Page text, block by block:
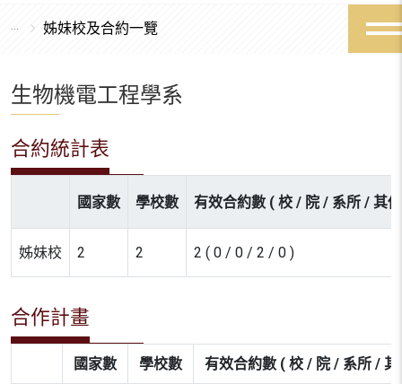
姊妹校及合約一覽
生物機電工程學系
合約統計表
國家數 學校數 有效合約數 ( 校 / 院 / 系所 / 其
姊妹校 2 2 2 ( 0 / 0 / 2 / 0 )
合作計畫
國家數 學校數 有效合約數 ( 校 / 院 / 系所 / 其